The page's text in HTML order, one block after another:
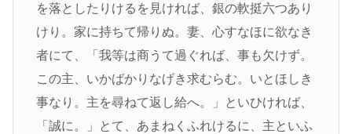
を落としたりけるを見ければ、銀の軟挺六つあり
けり。家に持ちて帰りぬ。妻、心すなほに欲なき
者にて、「我等は商うて過ぐれば、事も欠けず。
この主、いかばかりなげき求むらむ。いとほしき
事なり。主を尋ねて返し給へ。」といひければ、
「誠に。」とて、あまねくふれけるに、主といふ